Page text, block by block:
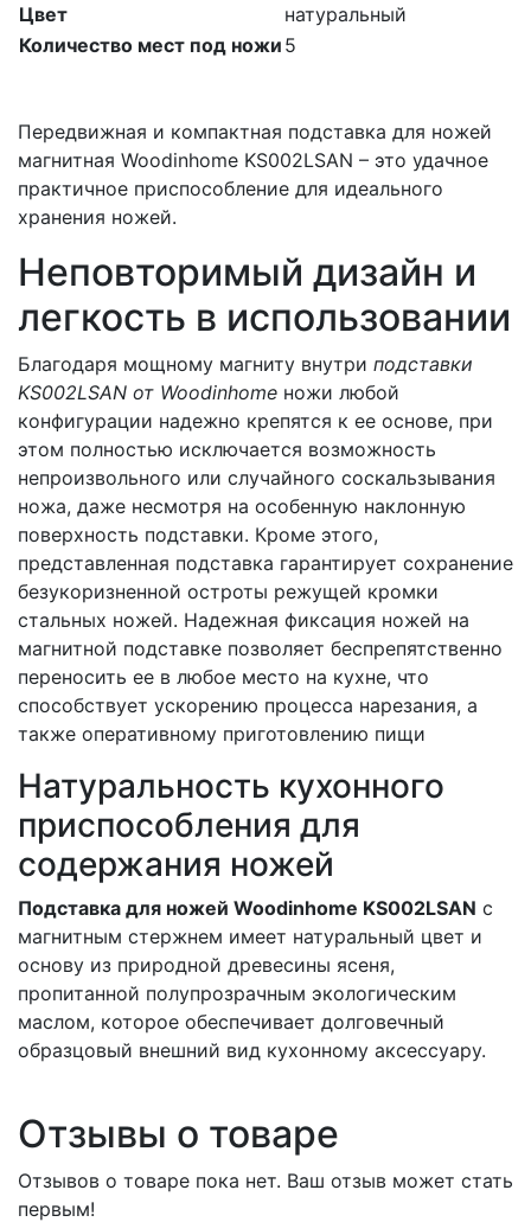
Передвижная и компактная подставка для ножей
магнитная Woodinhome KS002LSAN – это удачное
практичное приспособление для идеального
хранения ножей.
Неповторимый дизайн и
легкость в использовании
Благодаря мощному магниту внутри подставки
KS002LSAN от Woodinhome ножи любой
конфигурации надежно крепятся к ее основе, при
этом полностью исключается возможность
непроизвольного или случайного соскальзывания
ножа, даже несмотря на особенную наклонную
поверхность подставки. Кроме этого,
представленная подставка гарантирует сохранение
безукоризненной остроты режущей кромки
стальных ножей. Надежная фиксация ножей на
магнитной подставке позволяет беспрепятственно
переносить ее в любое место на кухне, что
способствует ускорению процесса нарезания, а
также оперативному приготовлению пищи
Натуральность кухонного
приспособления для
содержания ножей
Подставка для ножей Woodinhome KS002LSAN с
магнитным стержнем имеет натуральный цвет и
основу из природной древесины ясеня,
пропитанной полупрозрачным экологическим
маслом, которое обеспечивает долговечный
образцовый внешний вид кухонному аксессуару.
Цвет
натуральный
Количество мест под ножи 5
Отзывы о товаре
Отзывов о товаре пока нет. Ваш отзыв может стать
первым!